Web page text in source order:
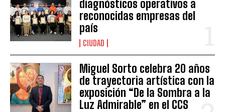
diagnósticos operativos a
reconocidas empresas del
país
CIUDAD
Miguel Sorto celebra 20 años
de trayectoria artística con la
exposición “De la Sombra a la
Luz Admirable” en el CCS